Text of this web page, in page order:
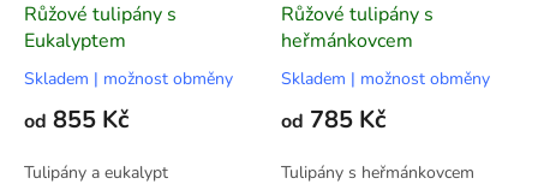
Růžové tulipány s
Eukalyptem
Skladem | možnost obměny
od 855 Kč
Tulipány a eukalypt
Růžové tulipány s
heřmánkovcem
Skladem | možnost obměny
od 785 Kč
Tulipány s heřmánkovcem